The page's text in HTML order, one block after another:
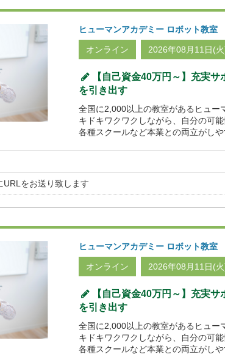
ヒューマンアカデミー ロボット教室
オンライン 2026年08月11日(
【自己資金40万円～】充実
を引き出す
全国に2,000以上の教室があるヒュー
キドキワクワクしながら、自分の可
各種スクールなど本業との両立がし
URLをお送り致します
ヒューマンアカデミー ロボット教室
オンライン 2026年08月11日(
【自己資金40万円～】充実
を引き出す
全国に2,000以上の教室があるヒュー
キドキワクワクしながら、自分の可
各種スクールなど本業との両立がし